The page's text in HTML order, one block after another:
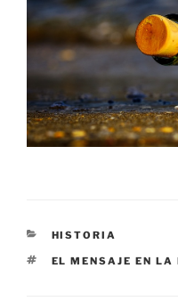
CATEGORÍAS
HISTORIA
ETIQUETAS
EL MENSAJE EN